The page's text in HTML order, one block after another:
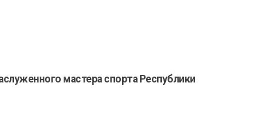
мастера спорта Республики